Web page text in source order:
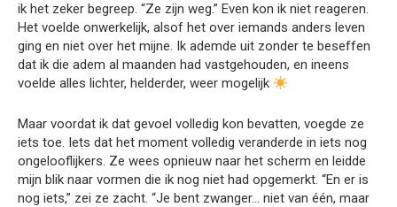
ik het zeker begreep. “Ze zijn weg.” Even kon ik niet reageren.
Het voelde onwerkelijk, alsof het over iemands anders leven
ging en niet over het mijne. Ik ademde uit zonder te beseffen
dat ik die adem al maanden had vastgehouden, en ineens
voelde alles lichter, helderder, weer mogelijk
Maar voordat ik dat gevoel volledig kon bevatten, voegde ze
iets toe. Iets dat het moment volledig veranderde in iets nog
ongelooflijkers. Ze wees opnieuw naar het scherm en leidde
mijn blik naar vormen die ik nog niet had opgemerkt. “En er is
nog iets,” zei ze zacht. “Je bent zwanger… niet van één, maar